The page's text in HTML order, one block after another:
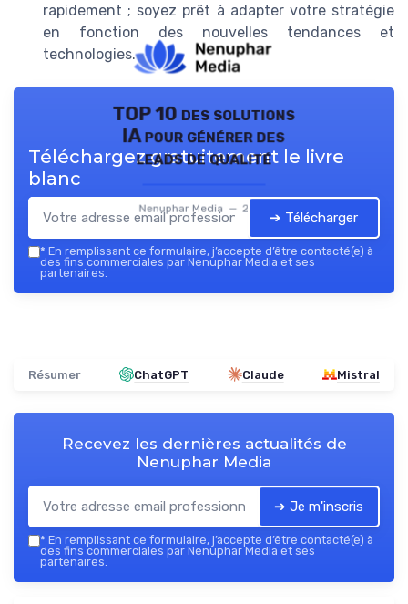
rapidement ; soyez prêt à adapter votre stratégie
en fonction des nouvelles tendances et
technologies.
TOP 10 des solutions
IA pour générer des
leads de qualité
Nenuphar Media — 2026
Téléchargez gratuitement le livre
blanc
➔ Télécharger
* En remplissant ce formulaire, j’accepte d’être contacté(e) à
des fins commerciales par Nenuphar Media et ses
partenaires.
Résumer ChatGPT Claude Mistral
Recevez les dernières actualités de
Nenuphar Media
➔ Je m'inscris
* En remplissant ce formulaire, j’accepte d’être contacté(e) à
des fins commerciales par Nenuphar Media et ses
partenaires.